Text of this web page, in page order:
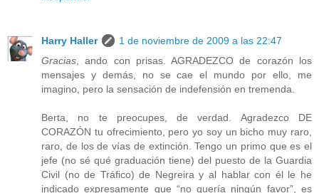
Harry Haller
1 de noviembre de 2009 a las 22:47
Gracias , ando con prisas. AGRADEZCO de corazón los
mensajes y demás, no se cae el mundo por ello, me
imagino, pero la sensación de indefensión en tremenda.
Berta, no te preocupes, de verdad. Agradezco DE
CORAZÓN tu ofrecimiento, pero yo soy un bicho muy raro,
raro, de los de vías de extinción. Tengo un primo que es el
jefe (no sé qué graduación tiene) del puesto de la Guardia
Civil (no de Tráfico) de Negreira y al hablar con él le he
indicado expresamente que “no quería ningún favor”, es